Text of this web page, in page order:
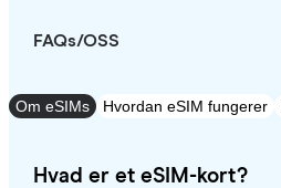
FAQs/OSS
Om eSIMs Hvordan eSIM fungerer
Hvad er et eSIM-kort?